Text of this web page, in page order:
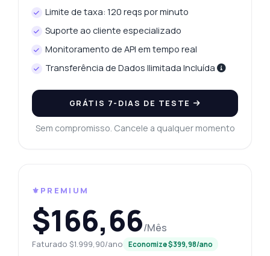
Limite de taxa: 120 reqs por minuto
Suporte ao cliente especializado
Monitoramento de API em tempo real
Transferência de Dados Ilimitada Incluída
GRÁTIS 7-DIAS DE TESTE
Sem compromisso. Cancele a qualquer momento
⚜️PREMIUM
$166,66/Mês
Faturado $1.999,90/ano Economize $399,98/ano